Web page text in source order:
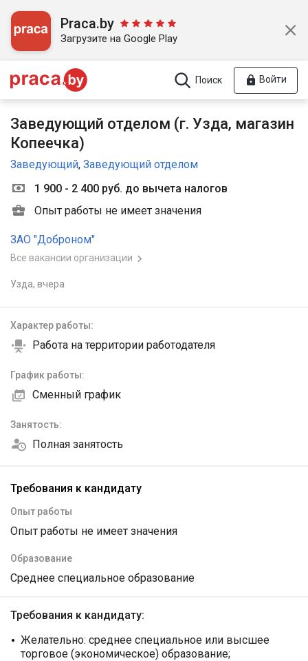
Praca.by
Загрузите на Google Play
Поиск Войти
Заведующий отделом (г. Узда, магазин
Копеечка)
Заведующий, Заведующий отделом
1 900 - 2 400 руб. до вычета налогов
Опыт работы не имеет значения
ЗАО "Доброном"
Все вакансии организации
Узда, вчера
Характер работы:
Работа на территории работодателя
График работы:
Сменный график
Занятость:
Полная занятость
Требования к кандидату
Опыт работы
Опыт работы не имеет значения
Образование
Среднее специальное образование
Требования к кандидату:
Желательно: среднее специальное или высшее
торговое (экономическое) образование;